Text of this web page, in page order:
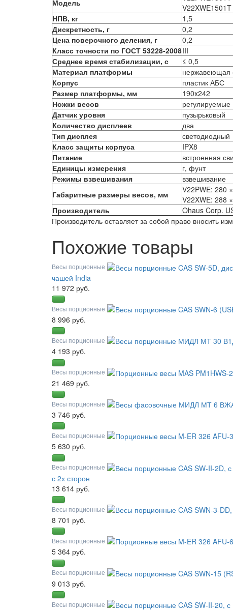
Модель
V22XWE1501T
НПВ, кг
1,5
Дискретность, г
0,2
Цена поверочного деления, г
0,2
Класс точности по ГОСТ 53228-2008III
Среднее время стабилизации, с
≤ 0,5
Материал платформы
нержавеющая
Корпус
пластик АБС
Размер платформы, мм
190x242
Ножки весов
регулируемые
Датчик уровня
пузырьковый
Количество дисплеев
два
Тип дисплея
светодиодный
Класс защиты корпуса
IPX8
Питание
встроенная
Единицы измерения
г, фунт
Режимы взвешивания
взвешивание
Габаритные размеры весов, мм
V22PWE: 280
V22XWE: 288
Производитель
Ohaus Corp.
Производитель оставляет за собой право вносить
Похожие товары
Весы порционные
чашей India
11 972 руб.
Весы порционные
8 996 руб.
Весы порционные
4 193 руб.
Весы порционные
21 469 руб.
Весы порционные
3 746 руб.
Весы порционные
5 630 руб.
Весы порционные
с 2х сторон
13 614 руб.
Весы порционные
8 701 руб.
Весы порционные
5 364 руб.
Весы порционные
9 013 руб.
Весы порционные